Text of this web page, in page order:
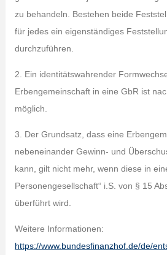
zu behandeln. Bestehen beide
für jedes ein eigenständiges
durchzuführen.
2. Ein identitätswahrender
Erbengemeinschaft in eine GbR ist
möglich.
3. Der Grundsatz, dass eine
nebeneinander Gewinn- und
kann, gilt nicht mehr, wenn diese in
Personengesellschaft“ i.S. von § 15
überführt wird.
Weitere Informationen:
https://www.bundesfinanzhof.de/de/